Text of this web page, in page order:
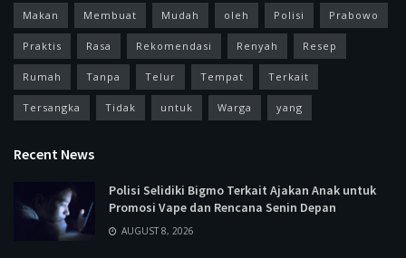
Makan Membuat Mudah oleh Polisi Prabowo
Praktis Rasa Rekomendasi Renyah Resep
Rumah Tanpa Telur Tempat Terkait
Tersangka Tidak untuk Warga yang
Recent News
Polisi Selidiki Bigmo Terkait Ajakan Anak untuk
Promosi Vape dan Rencana Senin Depan
AUGUST 8, 2026